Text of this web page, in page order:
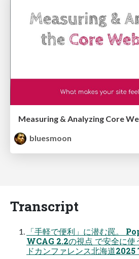
Measuring & Analyzing Core
bluesmoon
Transcript
「手軽で便利」に潜む罠。
WCAG 2.2の視点 で安全に使
ドカンファレンス北海道